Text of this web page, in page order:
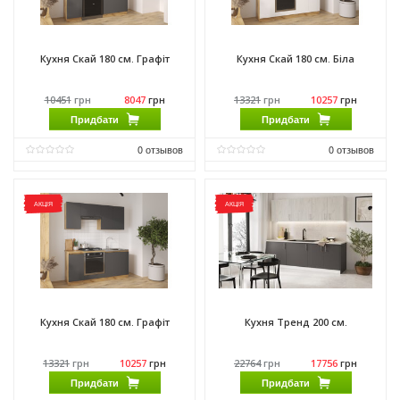
Кухня Скай 180 см. Графіт
10451 грн 8047 грн
Придбати
0отзывов
Виробник: Феникс Мебель
Матеріал:
ДСП
Матеріал каркасу: ДСП
Кухня Скай 180 см. Біла
13321 грн 10257 грн
Придбати
0отзывов
Виробник:
Феникс Мебель
Матеріал:
ДСП
Матеріал каркасу: ДСП
АКЦІЯ
Кухня Скай 180 см. Графіт
13321 грн 10257 грн
Придбати
АКЦІЯ
Кухня Тренд 200 см.
22764 грн 17756 грн
Придбати